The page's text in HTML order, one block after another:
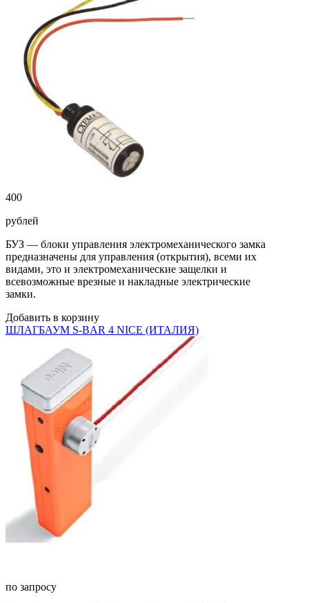
400
рублей
БУЗ — блоки управления электромеханического замка
предназначены для управления (открытия), всеми их
видами, это и электромеханические защелки и
всевозможные врезные и накладные электрические
замки.
Добавить в корзину
ШЛАГБАУМ S-BAR 4 NICE (ИТАЛИЯ)
по запросу